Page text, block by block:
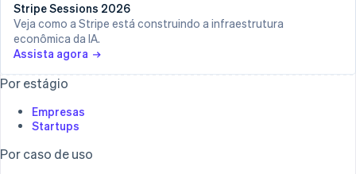
Stripe Sessions 2026
Veja como a Stripe está construindo a infraestrutura
econômica da IA.
Assista agora
Stripe Sessions 2026
Veja como a Stripe está construindo a infraestrutura
econômica da IA.
Assista agora
Por estágio
Empresas
Startups
Por caso de uso